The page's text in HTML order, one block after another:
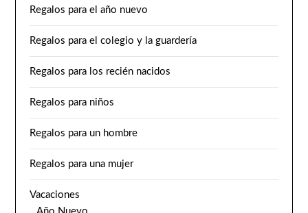
Regalos para el año nuevo
Regalos para el colegio y la guardería
Regalos para los recién nacidos
Regalos para niños
Regalos para un hombre
Regalos para una mujer
Vacaciones